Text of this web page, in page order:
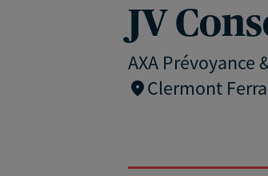
JV
AXA Prévoyance
Clermont